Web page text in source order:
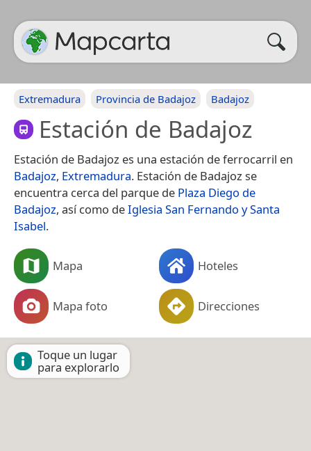
Extremadura Provincia de Badajoz Badajoz
Estación de Badajoz
Estación de Badajoz es una estación de ferrocarril en
Badajoz, Extremadura. Estación de Badajoz se
encuentra cerca del parque de Plaza Diego de
Badajoz, así como deIglesia San Fernando y Santa
Isabel.
Mapa Hoteles
Mapa foto Direcciones
Toque un lugar
para explorarlo